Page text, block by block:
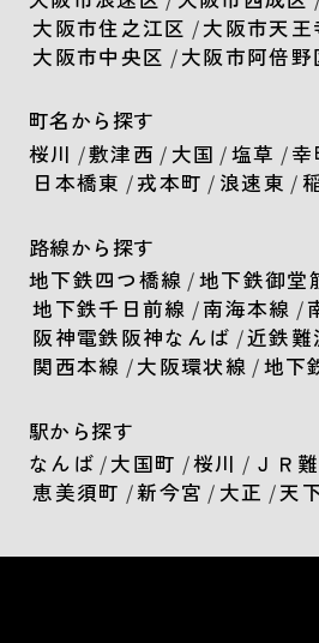
大阪市住之江区 /大阪市天王
大阪市中央区 /大阪市阿倍野
町名から探す
桜川 /敷津西 / 大国 /塩草 /幸
日本橋東 /戎本町 / 浪速東 /
路線から探す
地下鉄四つ橋線 /地下鉄御堂
地下鉄千日前線 /南海本線 /
阪神電鉄阪神なんば /近鉄難
関西本線 /大阪環状線 /地下
駅から探す
なんば /大国町 /桜川 / ＪＲ
恵美須町 /新今宮 / 大正 /天